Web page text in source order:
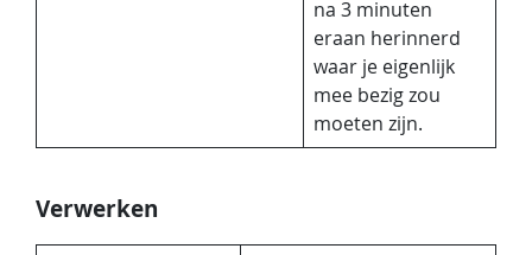
na 3 minuten
eraan herinnerd
waar je eigenlijk
mee bezig zou
moeten zijn.
Verwerken